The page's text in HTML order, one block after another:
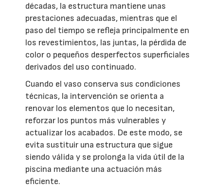
décadas, la estructura mantiene unas
prestaciones adecuadas, mientras que el
paso del tiempo se refleja principalmente en
los revestimientos, las juntas, la pérdida de
color o pequeños desperfectos superficiales
derivados del uso continuado.
Cuando el vaso conserva sus condiciones
técnicas, la intervención se orienta a
renovar los elementos que lo necesitan,
reforzar los puntos más vulnerables y
actualizar los acabados. De este modo, se
evita sustituir una estructura que sigue
siendo válida y se prolonga la vida útil de la
piscina mediante una actuación más
eficiente.